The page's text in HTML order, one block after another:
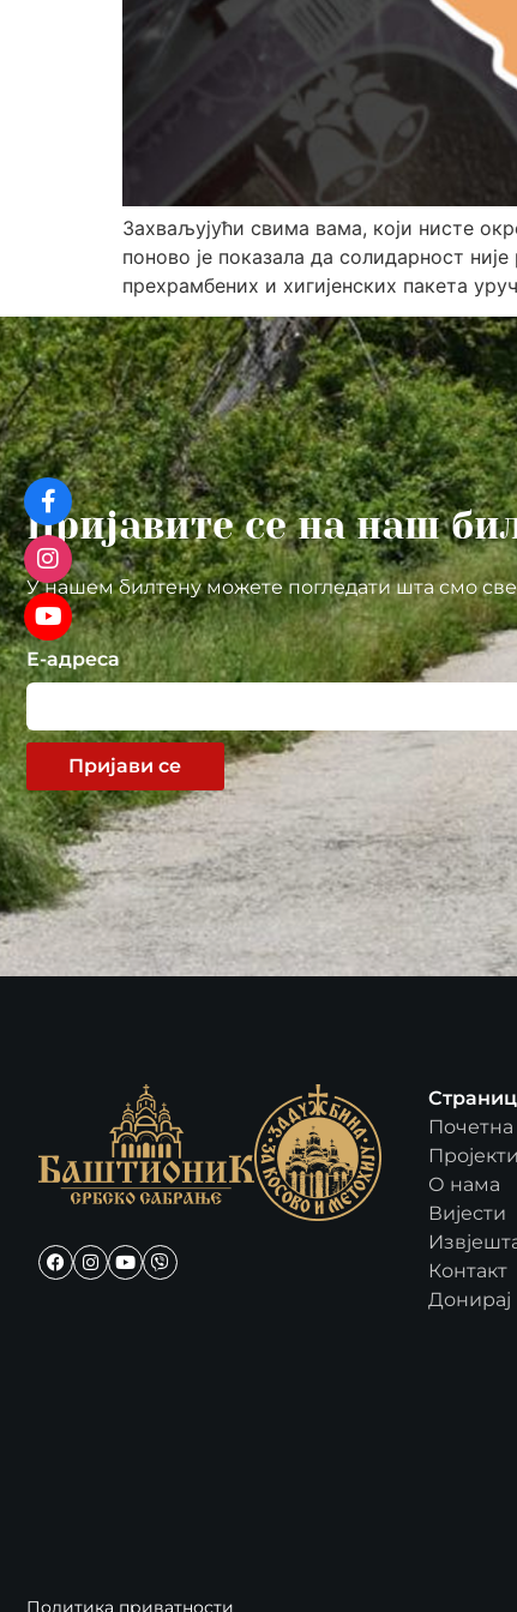
Захваљујући свима вама, који нисте
поново је показала да солидарност
прехрамбених и хигијенских пакета
Пријавите се на наш
У нашем билтену можете погледати шта смо
Е-адреса
Пријави се
Почетна
Пројекти
О нама
Вијести
Контакт
Донирај
Политика приватности